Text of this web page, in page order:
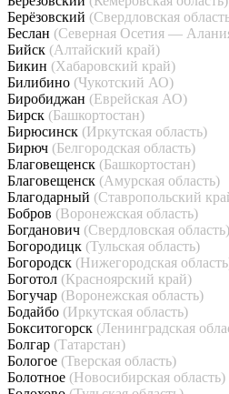
Берёзовский (Свердловская
Беслан (Северная Осетия —
Бийск (Алтайский край)
Бикин (Хабаровский край)
Билибино (Чукотский АО)
Биробиджан (Еврейская АО)
Бирск (Башкортостан)
Бирюсинск (Иркутская область)
Бирюч (Белгородская область)
Благовещенск (Башкортостан)
Благовещенск (Амурская область)
Благодарный (Ставропольский
Бобров (Воронежская область)
Богданович (Свердловская область)
Богородицк (Тульская область)
Богородск (Нижегородская
Боготол (Красноярский край)
Богучар (Воронежская область)
Бодайбо (Иркутская область)
Бокситогорск (Ленинградская
Болгар (Татарстан)
Бологое (Тверская область)
Болотное (Новосибирская область)